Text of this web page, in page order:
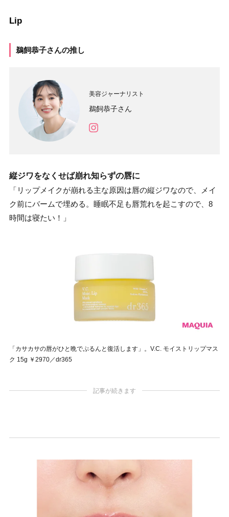
Lip
鵜飼恭子さんの推し
美容ジャーナリスト
鵜飼恭子さん
縦ジワをなくせば崩れ知らずの唇に
「リップメイクが崩れる主な原因は唇の縦ジワなので、メイ
ク前にバームで埋める。睡眠不足も唇荒れを起こすので、8
時間は寝たい！」
「カサカサの唇がひと晩でぷるんと復活します」。V.C. モイストリップマス
ク 15g ￥2970／dr365
記事が続きます